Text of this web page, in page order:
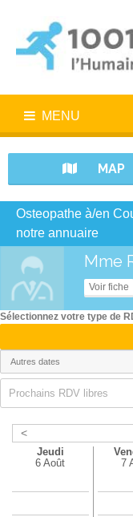
MENU
MAP
Osteopathe à/en
notre annuaire
Mme
Voir fiche
<
Jeudi
6 Août
7
Sélectionnez votre type de
Prochains RDV libres